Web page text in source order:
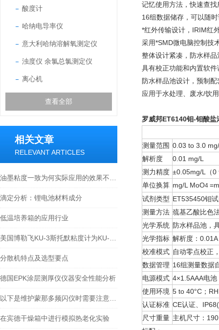
酸度计
哈纳电导率仪
意大利哈纳溶解氧测定仪
浊度仪 余氯总氯测定仪
离心机
查看全部
相关文章
RELEVANT ARTICLES
滴定分析：锂电池材料成分
低温培养箱的应用行业
分散机特点及选型要点
德国EPK涂层测厚仪仪器安全性能分析
在宾德干燥箱中进行模拟热老化实验
记忆使用方法，快速查
16组数据储存，可以随
*红外传输设计，IRIM红
采用*SMD微电脑控制技
整体设计紧凑，防水样
具有校正功能和内置软
防水样品池设计，预制
应用于水处理、废水/饮
罗威邦ET6140钼-钼酸盐
测量范围 0.03 to 3.0
解析度
0.01 mg/L
测力精度 ±0.05mg/L（0
单位换算 mg/L MoO4
试剂类型 ET535450钼
测量方法 巯基乙酸比色
光学系统 防水样品池，
光学指标 解析度：
校准模式 自动零点校正
数据管理 16组测量数据
电源模式 4×1.5AAA电
使用环境 5 to 40°C；
认证标准 CE认证、
尺寸重量 主机尺寸：